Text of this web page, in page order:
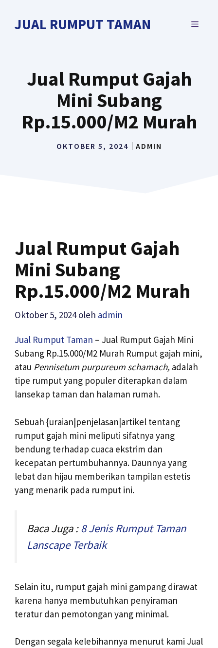
JUAL RUMPUT TAMAN MENU
Jual Rumput Gajah
Mini Subang
Rp.15.000/M2 Murah
OKTOBER 5, 2024 ADMIN
Jual Rumput Gajah
Mini Subang
Rp.15.000/M2 Murah
Oktober 5, 2024 oleh admin
Jual Rumput Taman – Jual Rumput Gajah Mini
Subang Rp.15.000/M2 Murah Rumput gajah mini,
atau Pennisetum purpureum schamach, adalah
tipe rumput yang populer diterapkan dalam
lansekap taman dan halaman rumah.
Sebuah {uraian|penjelasan|artikel tentang
rumput gajah mini meliputi sifatnya yang
bendung terhadap cuaca ekstrim dan
kecepatan pertumbuhannya. Daunnya yang
lebat dan hijau memberikan tampilan estetis
yang menarik pada rumput ini.
Baca Juga :8 Jenis Rumput Taman
Lanscape Terbaik
Selain itu, rumput gajah mini gampang dirawat
karena hanya membutuhkan penyiraman
teratur dan pemotongan yang minimal.
Dengan segala kelebihannya menurut kami Jual